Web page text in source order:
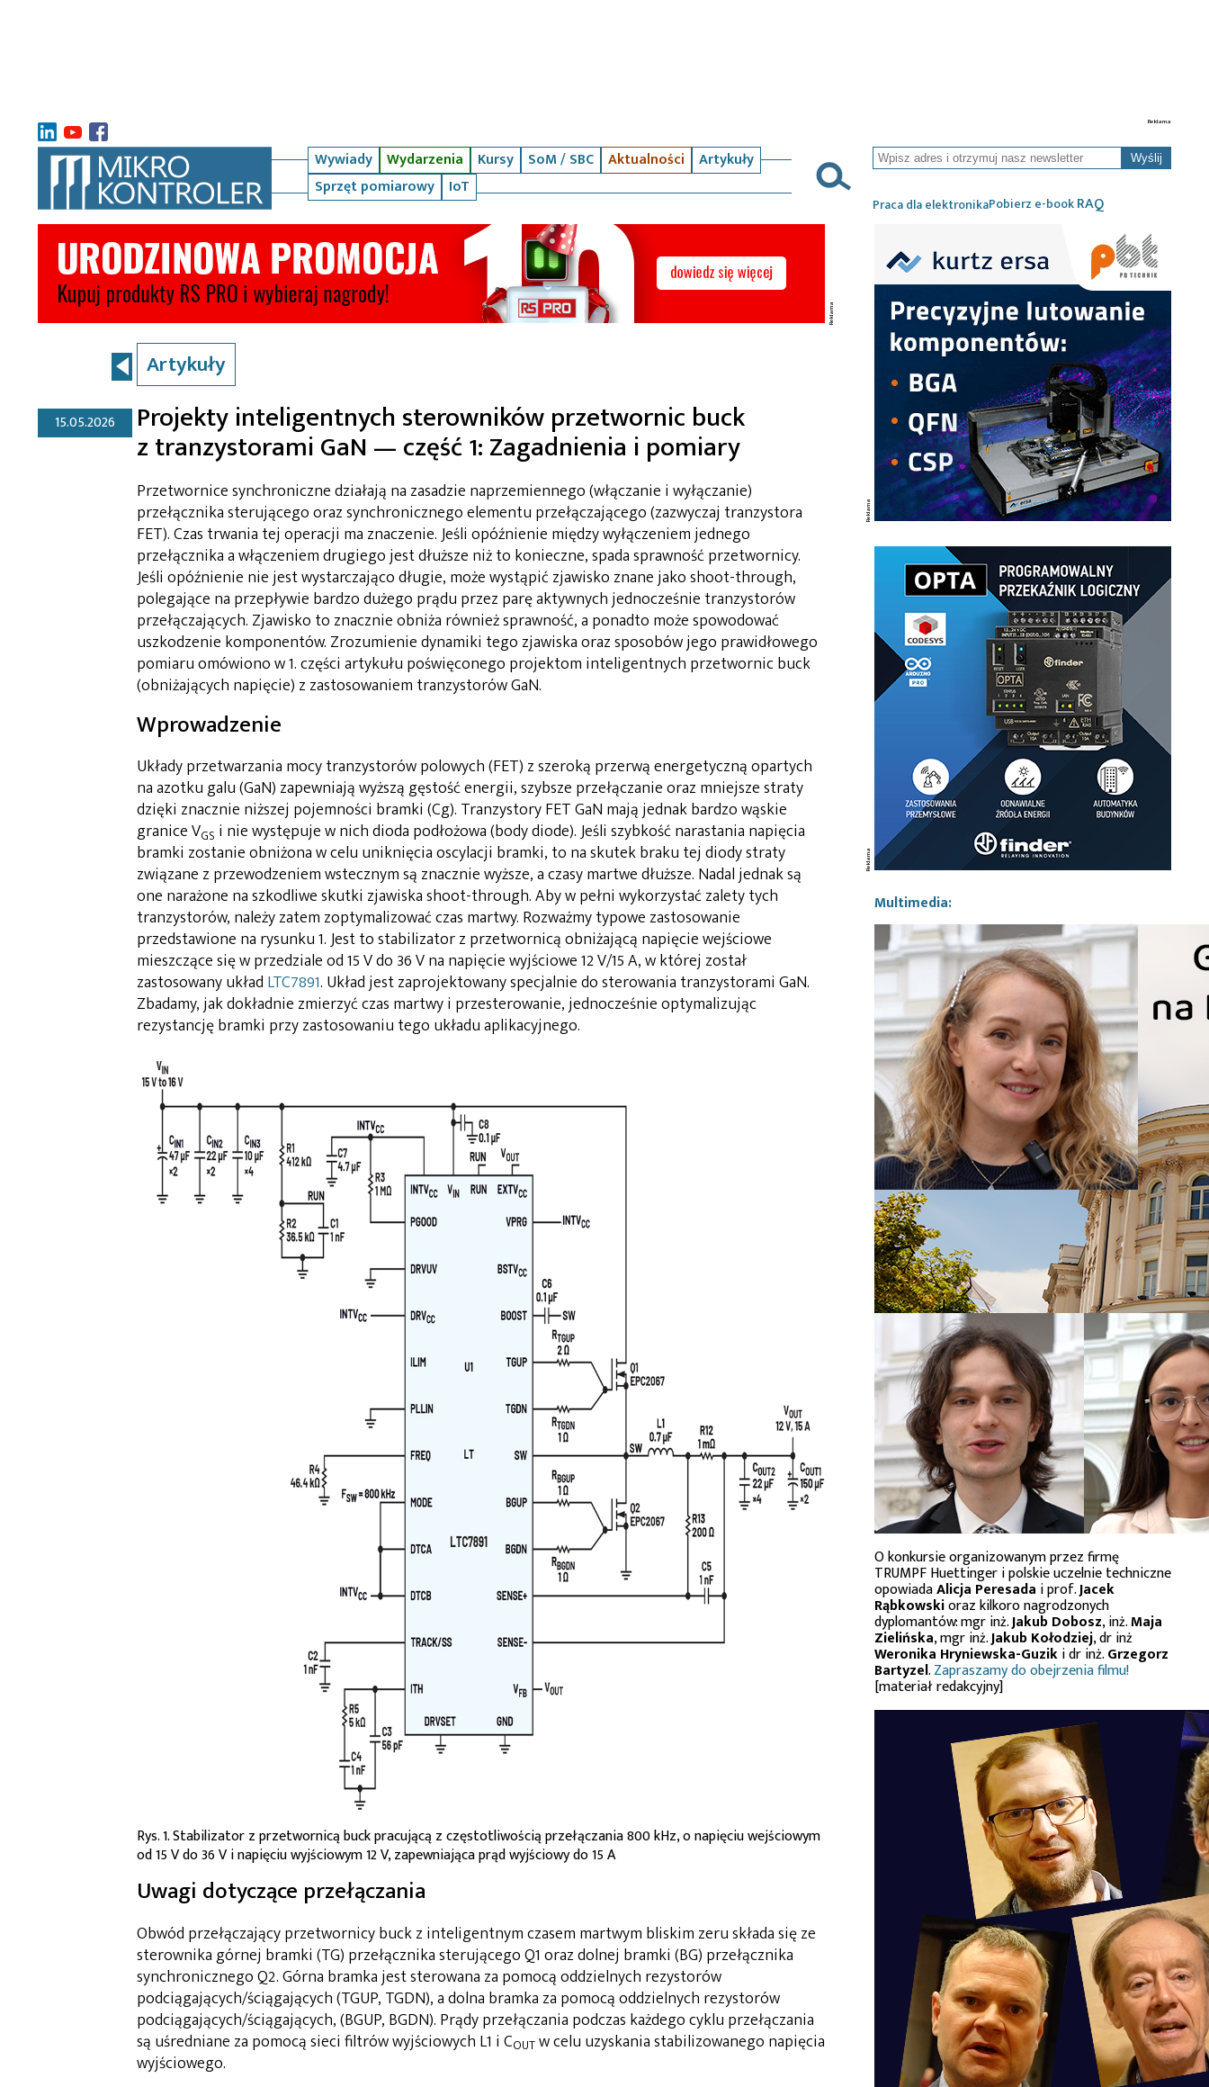
Wywiady Wydarzenia Kursy SoM / SBC Aktualności
Artykuły
Sprzęt pomiarowy
IoT
Wyślij
Praca dla elektronikaPobierz e-bookRAQ
Artykuły
15.05.2026 Projekty inteligentnych sterowników przetwornic buck
z tranzystorami GaN — część 1: Zagadnienia i pomiary
Przetwornice synchroniczne działają na zasadzie naprzemiennego (włączanie i wyłączanie)
przełącznika sterującego oraz synchronicznego elementu przełączającego (zazwyczaj tranzystora
FET). Czas trwania tej operacji ma znaczenie. Jeśli opóźnienie między wyłączeniem jednego
przełącznika a włączeniem drugiego jest dłuższe niż to konieczne, spada sprawność przetwornicy.
Jeśli opóźnienie nie jest wystarczająco długie, może wystąpić zjawisko znane jako shoot-through,
polegające na przepływie bardzo dużego prądu przez parę aktywnych jednocześnie tranzystorów
przełączających. Zjawisko to znacznie obniża również sprawność, a ponadto może spowodować
uszkodzenie komponentów. Zrozumienie dynamiki tego zjawiska oraz sposobów jego prawidłowego
pomiaru omówiono w 1. części artykułu poświęconego projektom inteligentnych przetwornic buck
(obniżających napięcie) z zastosowaniem tranzystorów GaN.
Wprowadzenie
Układy przetwarzania mocy tranzystorów polowych (FET) z szeroką przerwą energetyczną opartych
na azotku galu (GaN) zapewniają wyższą gęstość energii, szybsze przełączanie oraz mniejsze straty
dzięki znacznie niższej pojemności bramki (Cg). Tranzystory FET GaN mają jednak bardzo wąskie
granice VGS i nie występuje w nich dioda podłożowa (body diode). Jeśli szybkość narastania napięcia
bramki zostanie obniżona w celu uniknięcia oscylacji bramki, to na skutek braku tej diody straty
związane z przewodzeniem wstecznym są znacznie wyższe, a czasy martwe dłuższe. Nadal jednak są
one narażone na szkodliwe skutki zjawiska shoot-through. Aby w pełni wykorzystać zalety tych
tranzystorów, należy zatem zoptymalizować czas martwy. Rozważmy typowe zastosowanie
przedstawione na rysunku 1. Jest to stabilizator z przetwornicą obniżającą napięcie wejściowe
mieszczące się w przedziale od 15 V do 36 V na napięcie wyjściowe 12 V/15 A, w której został
zastosowany układ LTC7891. Układ jest zaprojektowany specjalnie do sterowania tranzystorami GaN.
Zbadamy, jak dokładnie zmierzyć czas martwy i przesterowanie, jednocześnie optymalizując
rezystancję bramki przy zastosowaniu tego układu aplikacyjnego.
Rys. 1. Stabilizator z przetwornicą buck pracującą z częstotliwością przełączania 800 kHz, o napięciu wejściowym
od 15 V do 36 V i napięciu wyjściowym 12 V, zapewniająca prąd wyjściowy do 15 A
Uwagi dotyczące przełączania
Obwód przełączający przetwornicy buck z inteligentnym czasem martwym bliskim zeru składa się ze
sterownika górnej bramki (TG) przełącznika sterującego Q1 oraz dolnej bramki (BG) przełącznika
synchronicznego Q2. Górna bramka jest sterowana za pomocą oddzielnych rezystorów
podciągających/ściągających (TGUP, TGDN), a dolna bramka za pomocą oddzielnych rezystorów
podciągających/ściągających, (BGUP, BGDN). Prądy przełączania podczas każdego cyklu przełączania
są uśredniane za pomocą sieci filtrów wyjściowych L1 i COUTw celu uzyskania stabilizowanego napięcia
wyjściowego.
Multimedia:
O konkursie organizowanym przez firmę
TRUMPF Huettinger i polskie uczelnie techniczne
opowiadaAlicja Peresada i prof.Jacek
Rąbkowskioraz kilkoro nagrodzonych
dyplomantów: mgr inż.Jakub Dobosz, inż.Maja
Zielińska, mgr inż.Jakub Kołodziej, dr inż
Weronika Hryniewska-Guziki dr inż.Grzegorz
Bartyzel.Zapraszamy do obejrzenia filmu!
[materiał redakcyjny]